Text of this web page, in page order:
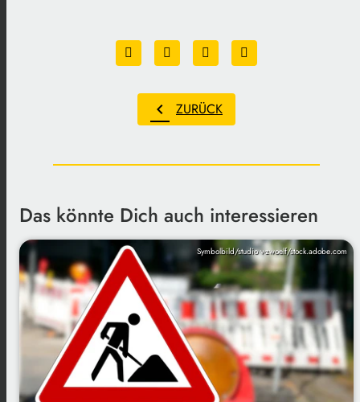
chevron_left ZURÜCK
Das könnte Dich auch interessieren
Symbolbild/studio v-zwoelf/stock.adobe.com